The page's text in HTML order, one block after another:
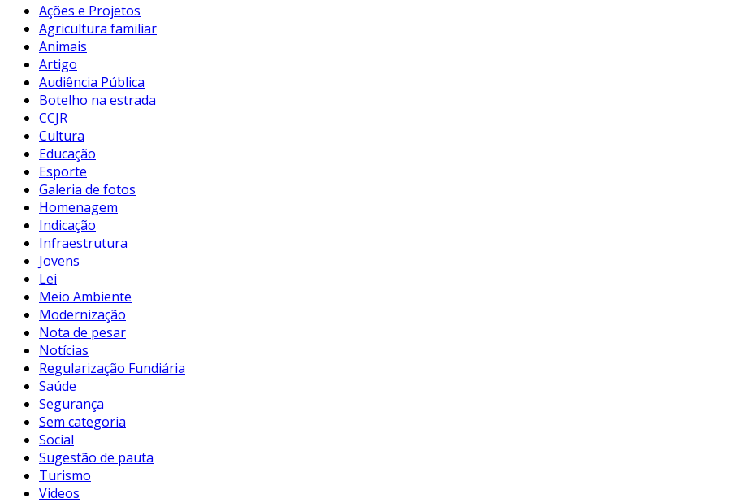
Ações e Projetos
Agricultura familiar
Animais
Artigo
Audiência Pública
Botelho na estrada
CCJR
Cultura
Educação
Esporte
Galeria de fotos
Homenagem
Indicação
Infraestrutura
Jovens
Lei
Meio Ambiente
Modernização
Nota de pesar
Notícias
Regularização Fundiária
Saúde
Segurança
Sem categoria
Social
Sugestão de pauta
Turismo
Videos